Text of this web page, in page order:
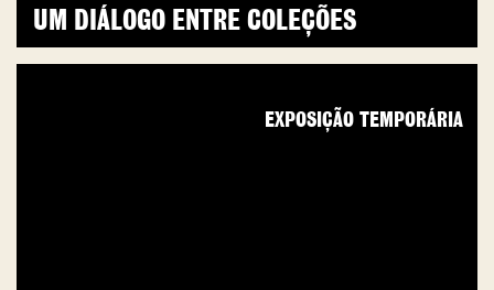
UM DIÁLOGO ENTRE COLEÇÕES
EXPOSIÇÃO TEMPORÁRIA